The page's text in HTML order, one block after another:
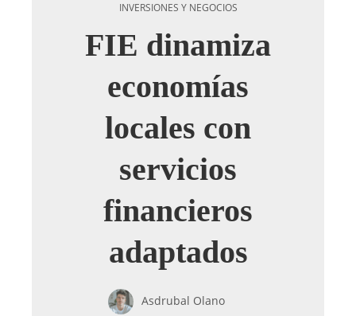
INVERSIONES Y NEGOCIOS
FIE dinamiza
economías
locales con
servicios
financieros
adaptados
Asdrubal Olano